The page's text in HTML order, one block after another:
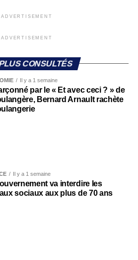
ADVERTISEMENT
ADVERTISEMENT
CONSULTÉS
Il y a 1 semaine
par le « Et avec ceci ? » de
Bernard Arnault rachète
Il y a 1 semaine
va interdire les
sociaux aux plus de 70 ans